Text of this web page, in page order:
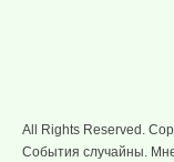
All Rights Reserved.
События случайны.